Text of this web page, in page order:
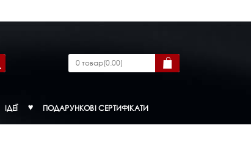
0товар(0.00)
ІДЕЇ ПОДАРУНКОВІ СЕРТИФІКАТИ